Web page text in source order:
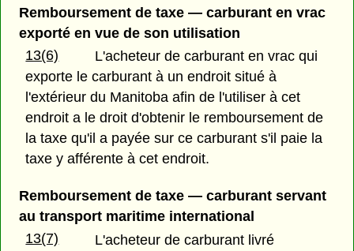
Remboursement de taxe — carburant en vrac
exporté en vue de son utilisation
13(6)
L'acheteur de carburant en vrac qui
exporte le carburant à un endroit situé à
l'extérieur du Manitoba afin de l'utiliser à cet
endroit a le droit d'obtenir le remboursement de
la taxe qu'il a payée sur ce carburant s'il paie la
taxe y afférente à cet endroit.
Remboursement de taxe — carburant servant
au transport maritime international
13(7)
L'acheteur de carburant livré